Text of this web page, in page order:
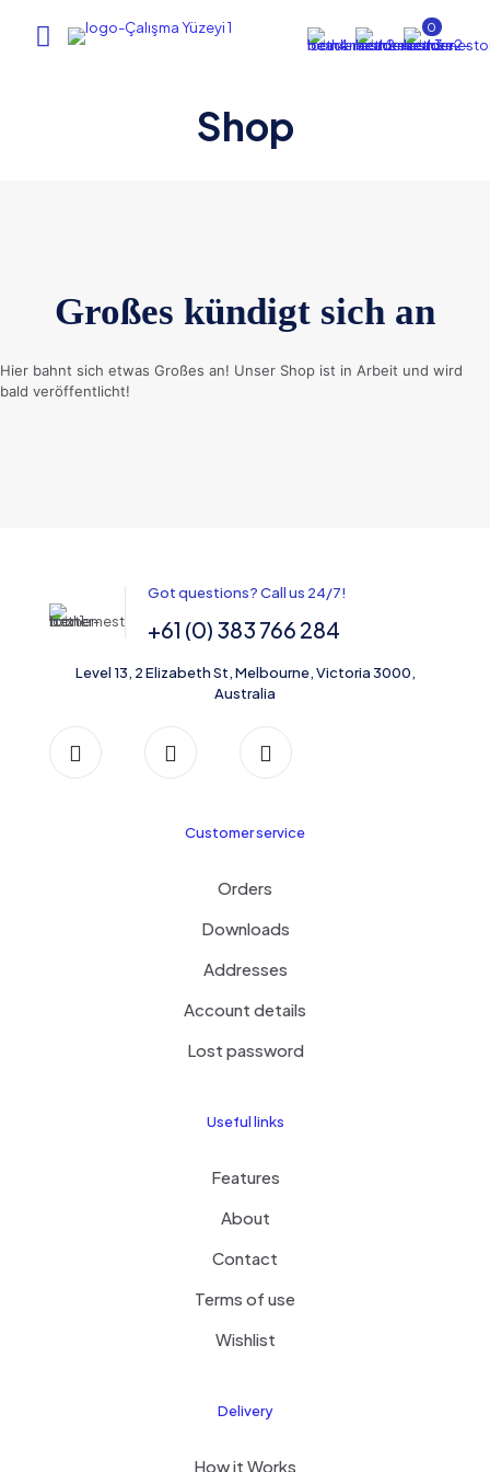
0
Shop
Großes kündigt sich an
Hier bahnt sich etwas Großes an! Unser Shop ist in Arbeit und wird
bald veröffentlicht!
Got questions? Call us 24/7!
+61 (0) 383 766 284
Level 13, 2 Elizabeth St, Melbourne, Victoria 3000,
Australia
Customer service
Orders
Downloads
Addresses
Account details
Lost password
Useful links
Features
About
Contact
Terms of use
Wishlist
Delivery
How it Works